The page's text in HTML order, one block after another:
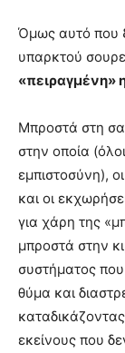
Όμως αυτό που
υπαρκτού
«πειραγμένη»
Μπροστά στη
στην οποία
εμπιστοσύνη),
και οι
για χάρη της
μπροστά στην
συστήματος
θύμα και
εκείνους που